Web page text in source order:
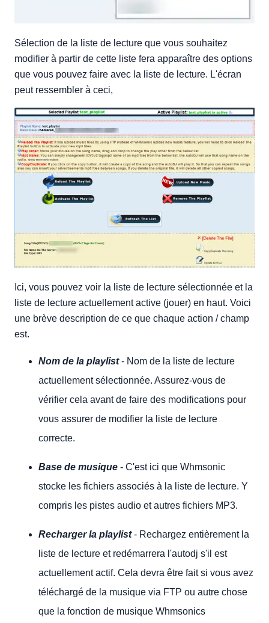
Sélection de la liste de lecture que vous souhaitez
modifier à partir de cette liste fera apparaître des options
que vous pouvez faire avec la liste de lecture. L'écran
peut ressembler à ceci,
Ici, vous pouvez voir la liste de lecture sélectionnée et la
liste de lecture actuellement active (jouer) en haut. Voici
une brève description de ce que chaque action / champ
est.
Nom de la playlist- Nom de la liste de lecture
actuellement sélectionnée. Assurez-vous de
vérifier cela avant de faire des modifications pour
vous assurer de modifier la liste de lecture
correcte.
Base de musique - C'est ici que Whmsonic
stocke les fichiers associés à la liste de lecture. Y
compris les pistes audio et autres fichiers MP3.
Recharger la playlist- Rechargez entièrement la
liste de lecture et redémarrera l'autodj s'il est
actuellement actif. Cela devra être fait si vous avez
téléchargé de la musique via FTP ou autre chose
que la fonction de musique Whmsonics